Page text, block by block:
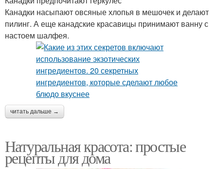
Канадки насыпают овсяные хлопья в мешочек и делают
пилинг. А еще канадские красавицы принимают ванну с
настоем шалфея.
читать дальше →
Натуральная красота: простые
рецепты для дома